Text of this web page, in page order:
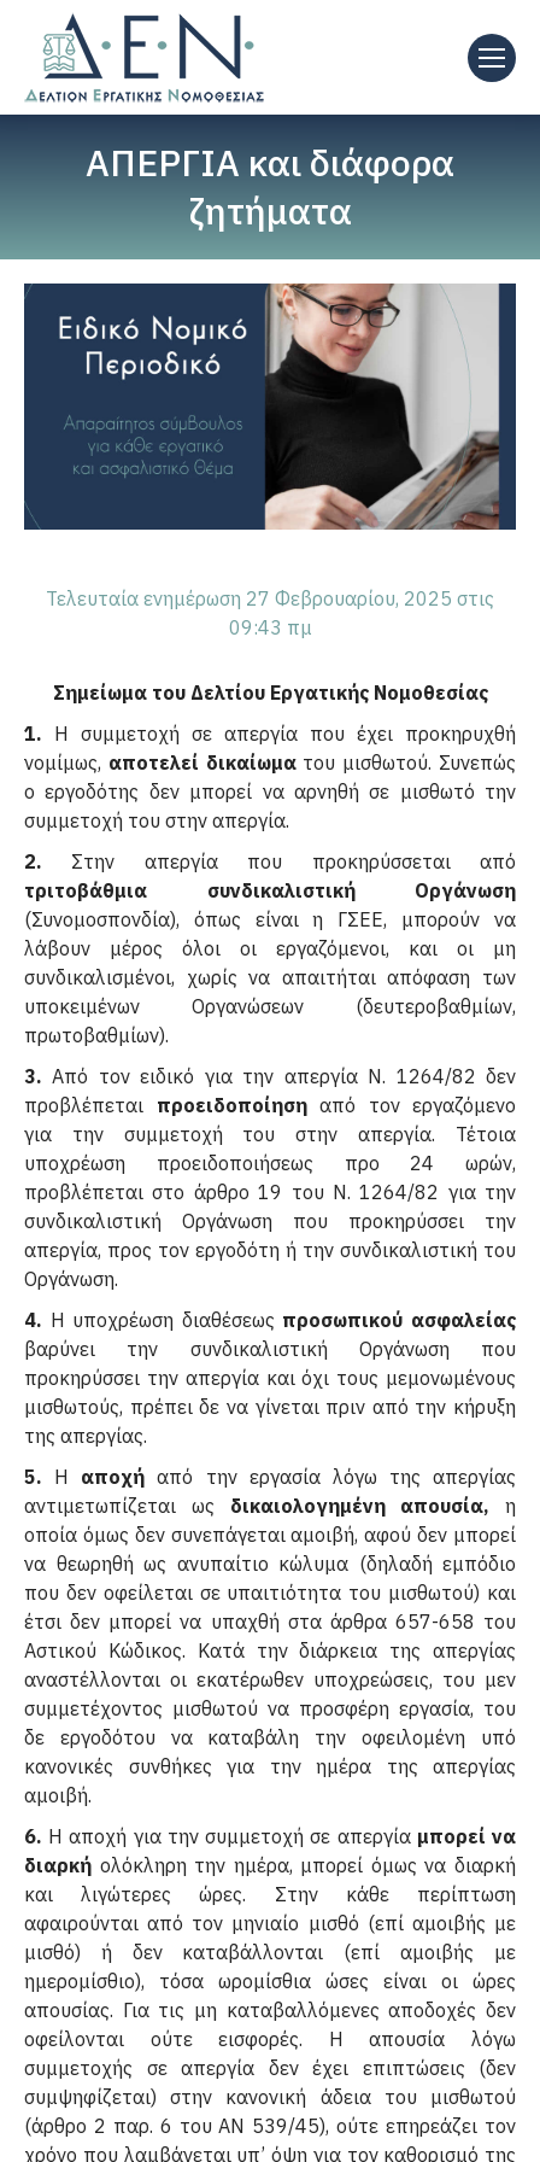
ΑΠΕΡΓΙΑ και διάφορα
ζητήματα
Τελευταία ενημέρωση 27 Φεβρουαρίου, 2025 στις
09:43 πμ
Σημείωμα του Δελτίου Εργατικής Νομοθεσίας
1. Η συμμετοχή σε απεργία που έχει προκηρυχθή
νομίμως, αποτελεί δικαίωματου μισθωτού. Συνεπώς
ο εργοδότης δεν μπορεί να αρνηθή σε μισθωτό την
συμμετοχή του στην απεργία.
2. Στην απεργία που προκηρύσσεται από
τριτοβάθμια συνδικαλιστική Οργάνωση
(Συνομοσπονδία), όπως είναι η ΓΣΕΕ, μπορούν να
λάβουν μέρος όλοι οι εργαζόμενοι, και οι μη
συνδικαλισμένοι, χωρίς να απαιτήται απόφαση των
υποκειμένων Οργανώσεων (δευτεροβαθμίων,
πρωτοβαθμίων).
3. Από τον ειδικό για την απεργία Ν. 1264/82 δεν
προβλέπεται προειδοποίησηαπό τον εργαζόμενο
για την συμμετοχή του στην απεργία. Τέτοια
υποχρέωση προειδοποιήσεως προ 24 ωρών,
προβλέπεται στο άρθρο 19 του Ν. 1264/82 για την
συνδικαλιστική Οργάνωση που προκηρύσσει την
απεργία, προς τον εργοδότη ή την συνδικαλιστική του
Οργάνωση.
4. Η υποχρέωση διαθέσεως προσωπικού ασφαλείας
βαρύνει την συνδικαλιστική Οργάνωση που
προκηρύσσει την απεργία και όχι τους μεμονωμένους
μισθωτούς, πρέπει δε να γίνεται πριν από την κήρυξη
της απεργίας.
5. Η αποχή από την εργασία λόγω της απεργίας
αντιμετωπίζεται ως δικαιολογημένη απουσία, η
οποία όμως δεν συνεπάγεται αμοιβή, αφού δεν μπορεί
να θεωρηθή ως ανυπαίτιο κώλυμα (δηλαδή εμπόδιο
που δεν οφείλεται σε υπαιτιότητα του μισθωτού) και
έτσι δεν μπορεί να υπαχθή στα άρθρα 657-658 του
Αστικού Κώδικος. Κατά την διάρκεια της απεργίας
αναστέλλονται οι εκατέρωθεν υποχρεώσεις, του μεν
συμμετέχοντος μισθωτού να προσφέρη εργασία, του
δε εργοδότου να καταβάλη την οφειλομένη υπό
κανονικές συνθήκες για την ημέρα της απεργίας
αμοιβή.
6. Η αποχή για την συμμετοχή σε απεργία μπορεί να
διαρκή ολόκληρη την ημέρα, μπορεί όμως να διαρκή
και λιγώτερες ώρες. Στην κάθε περίπτωση
αφαιρούνται από τον μηνιαίο μισθό (επί αμοιβής με
μισθό) ή δεν καταβάλλονται (επί αμοιβής με
ημερομίσθιο), τόσα ωρομίσθια ώσες είναι οι ώρες
απουσίας. Για τις μη καταβαλλόμενες αποδοχές δεν
οφείλονται ούτε εισφορές. Η απουσία λόγω
συμμετοχής σε απεργία δεν έχει επιπτώσεις (δεν
συμψηφίζεται) στην κανονική άδεια του μισθωτού
(άρθρο 2 παρ. 6 του ΑΝ 539/45), ούτε επηρεάζει τον
χρόνο που λαμβάνεται υπ’ όψη για τον καθορισμό της